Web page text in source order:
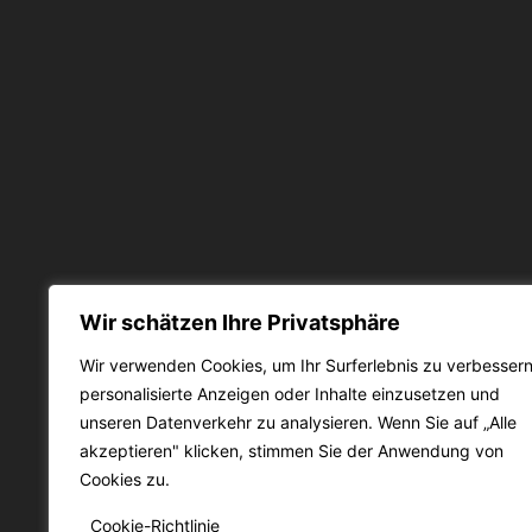
Wir schätzen Ihre Privatsphäre
Wir verwenden Cookies, um Ihr Surferlebnis zu
personalisierte Anzeigen oder Inhalte einzusetzen und
unseren Datenverkehr zu analysieren. Wenn Sie auf „Alle
akzeptieren" klicken, stimmen Sie der Anwendung von
Cookies zu.
Cookie-Richtlinie